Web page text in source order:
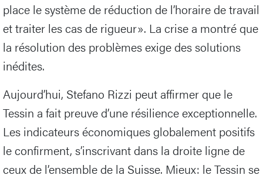
place le système de réduction de l’horaire de travail
et traiter les cas de rigueur». La crise a montré que
la résolution des problèmes exige des solutions
inédites.
Aujourd’hui, Stefano Rizzi peut affirmer que le
Tessin a fait preuve d’une résilience exceptionnelle.
Les indicateurs économiques globalement positifs
le confirment, s’inscrivant dans la droite ligne de
ceux de l’ensemble de la Suisse. Mieux: le Tessin se